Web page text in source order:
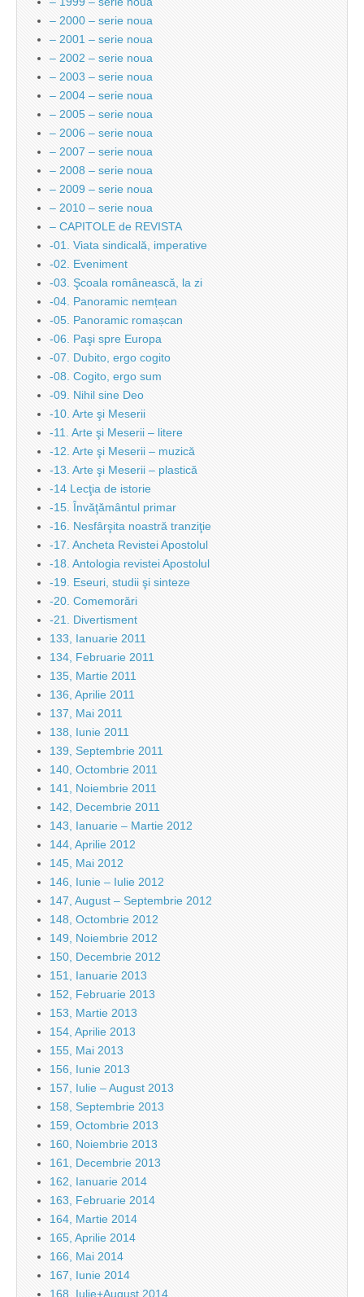
– 2000 – serie noua
– 2001 – serie noua
– 2002 – serie noua
– 2003 – serie noua
– 2004 – serie noua
– 2005 – serie noua
– 2006 – serie noua
– 2007 – serie noua
– 2008 – serie noua
– 2009 – serie noua
– 2010 – serie noua
– CAPITOLE de REVISTA
-01. Viata sindicală, imperative
-02. Eveniment
-03. Şcoala românească, la zi
-04. Panoramic nemțean
-05. Panoramic romașcan
-06. Paşi spre Europa
-07. Dubito, ergo cogito
-08. Cogito, ergo sum
-09. Nihil sine Deo
-10. Arte şi Meserii
-11. Arte şi Meserii – litere
-12. Arte şi Meserii – muzică
-13. Arte şi Meserii – plastică
-14 Lecţia de istorie
-15. Învăţământul primar
-16. Nesfârşita noastră tranziţie
-17. Ancheta Revistei Apostolul
-18. Antologia revistei Apostolul
-19. Eseuri, studii şi sinteze
-20. Comemorări
-21. Divertisment
133, Ianuarie 2011
134, Februarie 2011
135, Martie 2011
136, Aprilie 2011
137, Mai 2011
138, Iunie 2011
139, Septembrie 2011
140, Octombrie 2011
141, Noiembrie 2011
142, Decembrie 2011
143, Ianuarie – Martie 2012
144, Aprilie 2012
145, Mai 2012
146, Iunie – Iulie 2012
147, August – Septembrie 2012
148, Octombrie 2012
149, Noiembrie 2012
150, Decembrie 2012
151, Ianuarie 2013
152, Februarie 2013
153, Martie 2013
154, Aprilie 2013
155, Mai 2013
156, Iunie 2013
157, Iulie – August 2013
158, Septembrie 2013
159, Octombrie 2013
160, Noiembrie 2013
161, Decembrie 2013
162, Ianuarie 2014
163, Februarie 2014
164, Martie 2014
165, Aprilie 2014
166, Mai 2014
167, Iunie 2014
168, Iulie+August 2014